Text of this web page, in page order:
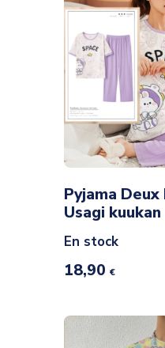
Pyjama
Usagi kuukan
En stock
18,90 €